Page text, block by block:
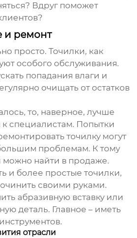
Вдруг поможет
и ремонт
просто. Точилки, как
особого обслуживания.
попадания влаги и
очищать от остатков
то, наверное, лучше
к специалистам. Попытки
точилку могут
проблемам. К тому
можно найти в продаже.
и более простые точилки,
своими руками.
абразивную вставку или
деталь. Главное – иметь
отрасли